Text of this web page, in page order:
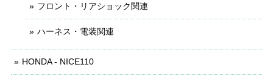
フロント・リアショック関連
ハーネス・電装関連
HONDA - NICE110